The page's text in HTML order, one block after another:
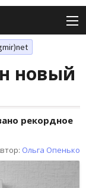
новый
рекордное
Ольга Опенько